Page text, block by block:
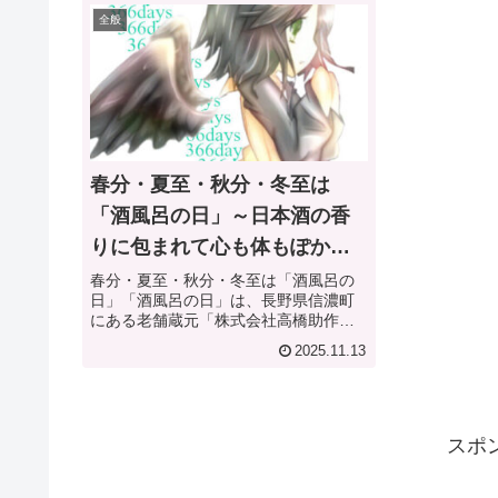
全般
春分・夏至・秋分・冬至は
「酒風呂の日」～日本酒の香
りに包まれて心も体もぽかぽ
か～【何気ない今日は何の
日？】
春分・夏至・秋分・冬至は「酒風呂の
日」「酒風呂の日」は、長野県信濃町
にある老舗蔵元「株式会社高橋助作酒
造店」の高橋邦芳氏によって制定され
ました。同蔵が手掛ける銘酒「松尾
2025.11.13
スポ